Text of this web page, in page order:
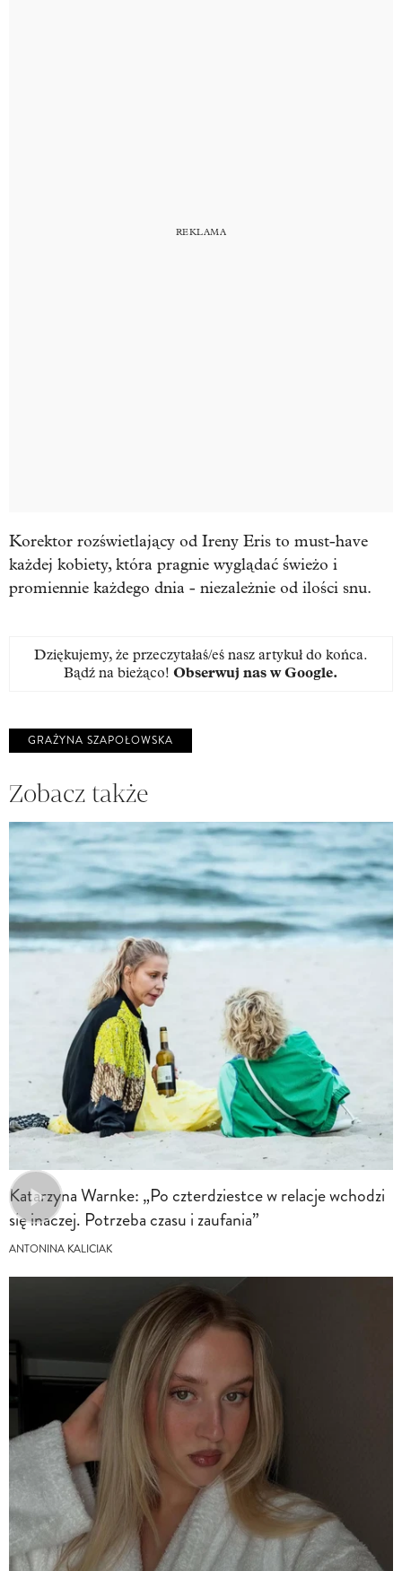
Korektor rozświetlający od Ireny Eris to must-have
każdej kobiety, która pragnie wyglądać świeżo i
promiennie każdego dnia - niezależnie od ilości snu.
Dziękujemy, że przeczytałaś/eś nasz artykuł do końca.
Bądź na bieżąco! Obserwuj nas w Google.
GRAŻYNA SZAPOŁOWSKA
Zobacz także
Katarzyna Warnke: „Po czterdziestce w relacje wchodzi
się inaczej. Potrzeba czasu i zaufania”
ANTONINA KALICIAK